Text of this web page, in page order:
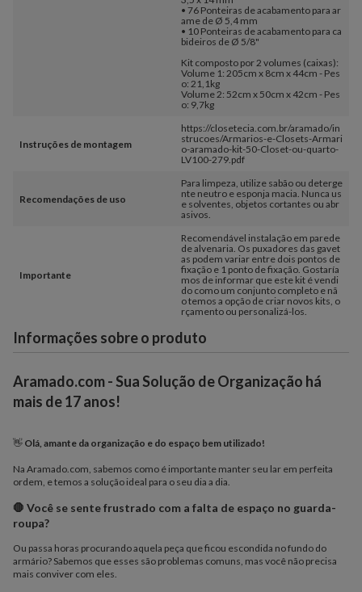
• 76 Ponteiras de acabamento para ar
ame de Ø 5,4 mm
• 10 Ponteiras de acabamento para ca
bideiros de Ø 5/8"
Kit composto por 2 volumes (caixas):
Volume 1: 205cm x 8cm x 44cm - Pes
o: 21,1kg
Volume 2: 52cm x 50cm x 42cm - Pes
o: 9,7kg
Instruções de montagem
https://closetecia.com.br/aramado/in
strucoes/Armarios-e-Closets-Armari
o-aramado-kit-50-Closet-ou-quarto-
LV100-279.pdf
Recomendações de uso
Para limpeza, utilize sabão ou deterge
nte neutro e esponja macia. Nunca us
e solventes, objetos cortantes ou abr
asivos.
Importante
Recomendável instalação em parede
de alvenaria. Os puxadores das gavet
as podem variar entre dois pontos de
fixação e 1 ponto de fixação. Gostaría
mos de informar que este kit é vendi
do como um conjunto completo e nã
o temos a opção de criar novos kits, o
rçamento ou personalizá-los.
Informações sobre o produto
Aramado.com - Sua Solução de Organização há
mais de 17 anos!
👋 Olá, amante da organização e do espaço bem utilizado!
Na Aramado.com, sabemos como é importante manter seu lar em perfeita
ordem, e temos a solução ideal para o seu dia a dia.
🛑 Você se sente frustrado com a falta de espaço no guarda-
roupa?
Ou passa horas procurando aquela peça que ficou escondida no fundo do
armário? Sabemos que esses são problemas comuns, mas você não precisa
mais conviver com eles.